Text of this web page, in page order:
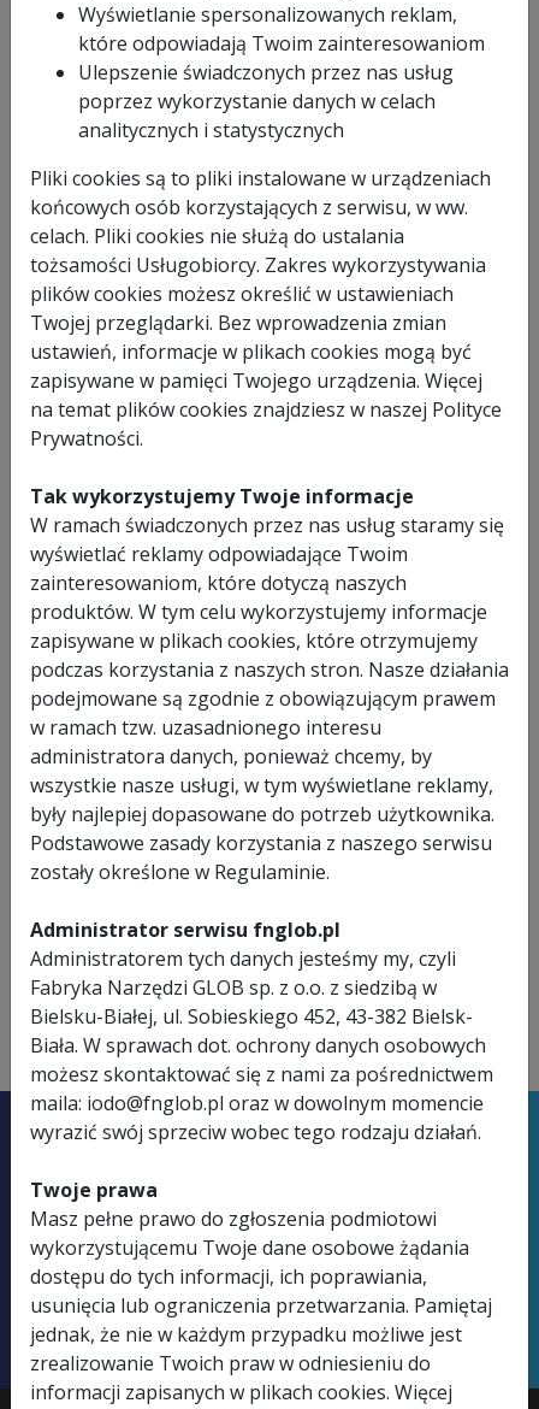
Wyświetlanie spersonalizowanych reklam,
które odpowiadają Twoim zainteresowaniom
Ulepszenie świadczonych przez nas usług
poprzez wykorzystanie danych w celach
analitycznych i statystycznych
Pliki cookies są to pliki instalowane w urządzeniach
końcowych osób korzystających z serwisu, w ww.
celach. Pliki cookies nie służą do ustalania
tożsamości Usługobiorcy. Zakres wykorzystywania
plików cookies możesz określić w ustawieniach
Twojej przeglądarki. Bez wprowadzenia zmian
ustawień, informacje w plikach cookies mogą być
zapisywane w pamięci Twojego urządzenia. Więcej
na temat plików cookies znajdziesz w naszej Polityce
Prywatności.
Tak wykorzystujemy Twoje informacje
W ramach świadczonych przez nas usług staramy się
wyświetlać reklamy odpowiadające Twoim
zainteresowaniom, które dotyczą naszych
produktów. W tym celu wykorzystujemy informacje
zapisywane w plikach cookies, które otrzymujemy
podczas korzystania z naszych stron. Nasze działania
podejmowane są zgodnie z obowiązującym prawem
w ramach tzw. uzasadnionego interesu
administratora danych, ponieważ chcemy, by
wszystkie nasze usługi, w tym wyświetlane reklamy,
były najlepiej dopasowane do potrzeb użytkownika.
Podstawowe zasady korzystania z naszego serwisu
zostały określone w Regulaminie.
Administrator serwisu fnglob.pl
Administratorem tych danych jesteśmy my, czyli
Fabryka Narzędzi GLOB sp. z o.o. z siedzibą w
Bielsku-Białej, ul. Sobieskiego 452, 43-382 Bielsk-
Biała. W sprawach dot. ochrony danych osobowych
możesz skontaktować się z nami za pośrednictwem
maila: iodo@fnglob.pl oraz w dowolnym momencie
wyrazić swój sprzeciw wobec tego rodzaju działań.
Twoje prawa
Masz pełne prawo do zgłoszenia podmiotowi
wykorzystującemu Twoje dane osobowe żądania
dostępu do tych informacji, ich poprawiania,
usunięcia lub ograniczenia przetwarzania. Pamiętaj
jednak, że nie w każdym przypadku możliwe jest
zrealizowanie Twoich praw w odniesieniu do
informacji zapisanych w plikach cookies. Więcej
Email*
Telefon
Wyślij zapytanie Anuluj
Masz problem z doborem
Nasi doradcy pomogą Ci wybrać
najlepsze rozwiązanie!
Skontaktuj się z nami